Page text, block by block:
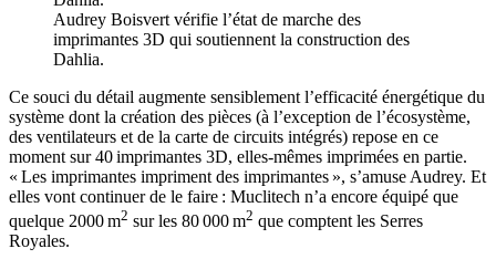
Audrey Boisvert vérifie l’état de marche des
imprimantes 3D qui soutiennent la construction des
Dahlia.
Ce souci du détail augmente sensiblement l’efficacité énergétique du
système dont la création des pièces (à l’exception de l’écosystème,
des ventilateurs et de la carte de circuits intégrés) repose en ce
moment sur 40 imprimantes 3D, elles-mêmes imprimées en partie.
« Les imprimantes impriment des imprimantes », s’amuse Audrey. ​​​​Et
elles vont continuer de le faire : Muclitech ​n’​a encore équipé ​que ​
quelque 2000 m2 sur les 80 000 m2 que comptent les Serres
Royales.